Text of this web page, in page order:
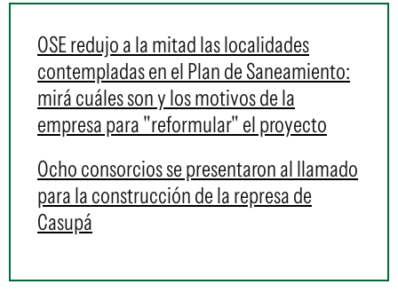
OSE redujo a la mitad las localidades
contempladas en el Plan de Saneamiento:
mirá cuáles son y los motivos de la
empresa para "reformular" el proyecto
Ocho consorcios se presentaron al llamado
para la construcción de la represa de
Casupá